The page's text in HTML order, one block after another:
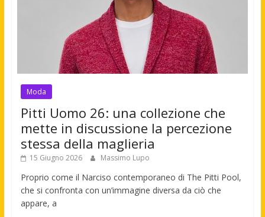
Moda
Pitti Uomo 26: una collezione che
mette in discussione la percezione
stessa della maglieria
15 Giugno 2026 Massimo Lupo
Proprio come il Narciso contemporaneo di The Pitti Pool,
che si confronta con un’immagine diversa da ciò che
appare, a